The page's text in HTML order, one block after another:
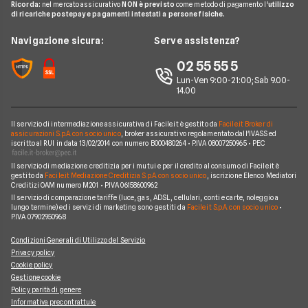
News
Contatti
Miglior Fornitore Gas
A2A
Edison
Iren
Optima
Sorgenia
Fornitori Energetici
Glossario Gas e Luce
Notizie Luce e Gas
Argomenti in evidenza Gas e Luce
Ricorda: nel mercato assicurativoNON è previsto come metodo di pagamento l'utilizzo
di ricariche postepay e pagamenti intestati a persone fisiche.
Navigazione sicura: Serve assistenza?
02 55 55 5
Lun-Ven 9:00-21:00; Sab 9.00-
14.00
Il servizio di intermediazione assicurativa di Facile.it è gestito da Facile.it Broker di
assicurazioni S.p.A. con socio unico, broker assicurativo regolamentato dall'IVASS ed
iscritto al RUI in data 13/02/2014 con numero B000480264 • P.IVA 08007250965 • PEC
Il servizio di mediazione creditizia per i mutui e per il credito al consumo di Facile.it è
gestito da Facile.it Mediazione Creditizia S.p.A. con socio unico, iscrizione Elenco Mediatori
Creditizi OAM numero M201 • P.IVA 06158600962
Il servizio di comparazione tariffe (luce, gas, ADSL, cellulari, conti e carte, noleggio a
lungo termine) ed i servizi di marketing sono gestiti da Facile.it S.p.A. con socio unico•
P.IVA 07902950968
Condizioni Generali di Utilizzo del Servizio
Privacy policy
Cookie policy
Gestione cookie
Policy parità di genere
Informativa precontrattule